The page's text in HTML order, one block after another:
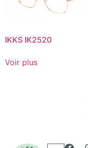
IKKS IK2520
Voir plus